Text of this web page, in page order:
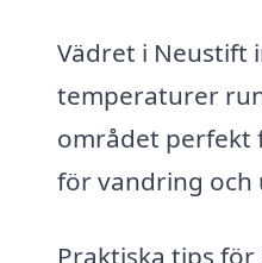
Vädret i Neustift
temperaturer
området perfekt
för vandring och
Praktiska tips